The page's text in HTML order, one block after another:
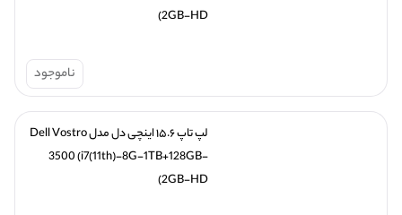
2GB-HD)
ناموجود
3500 (i7(11th)-8G-1TB+128GB-
2GB-HD)